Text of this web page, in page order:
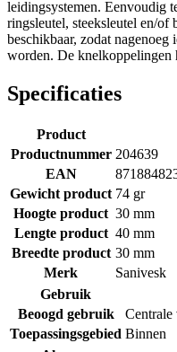
leidingsystemen. Eenvoudig
ringsleutel, steeksleutel en/of
beschikbaar, zodat
worden. De knelkoppelingen
Specificaties
Product
Productnummer 204639
EAN
Gewicht product 74 gr
Hoogte product 30 mm
Lengte product 40 mm
Breedte product 30 mm
Merk
Sanivesk
Gebruik
Beoogd gebruik
Toepassingsgebied Binnen